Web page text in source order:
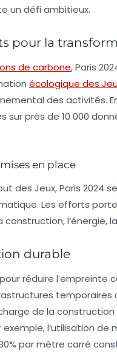
un défi ambitieux.
pour la
de carbone, Paris
écologique des
des activités.
sur près de 10 000
en place
des Jeux, Paris
Les efforts
l’énergie,
durable
réduire
de la
l’utilisation
par mètre carré